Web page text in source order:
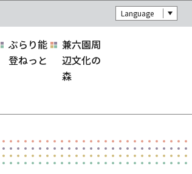
Language
ぶらり能
登ねっと
兼六園周
辺文化の
森